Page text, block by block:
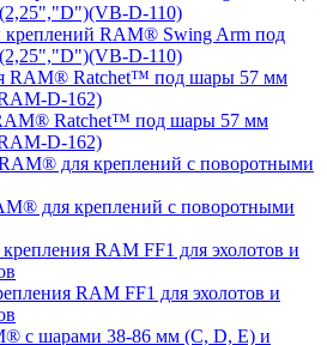
RAM® Swing Arm под
D-110)
Ratchet™ под шары 57 мм
D-162)
для креплений с поворотными
RAM FF1 для эхолотов и